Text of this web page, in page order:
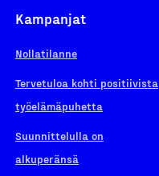
Kampanjat
Nollatilanne
Tervetuloa kohti positiivista
työelämäpuhetta
Suunnittelulla on
alkuperänsä